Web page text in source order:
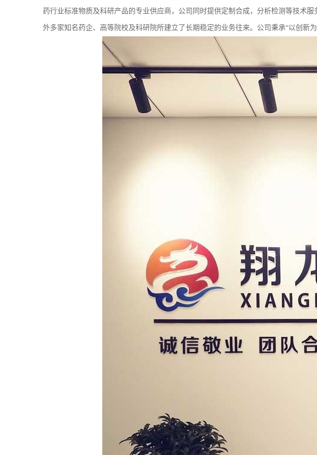
药行业标准物质及科研产品的专业供应商，公司同时提供定制合成，分析检测等技术
外多家知名药企、高等院校及科研院所建立了长期稳定的业务往来。公司秉承“以创新